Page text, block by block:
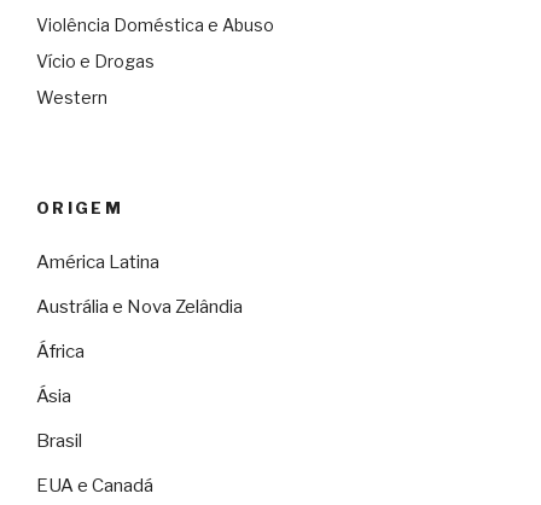
Violência Doméstica e Abuso
Vício e Drogas
Western
ORIGEM
América Latina
Austrália e Nova Zelândia
África
Ásia
Brasil
EUA e Canadá